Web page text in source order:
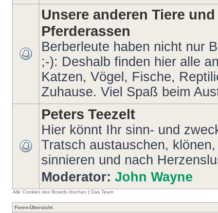
Unsere anderen Tiere
Pferderassen
Berberleute haben nicht nur
;-): Deshalb finden hier alle
Katzen, Vögel, Fische,
Zuhause. Viel Spaß beim
Peters Teezelt
Hier könnt Ihr sinn- und
Tratsch austauschen,
sinnieren und nach
Moderator: John Wayne
Alle Cookies des Boards löschen | Das Team
Foren-Übersicht